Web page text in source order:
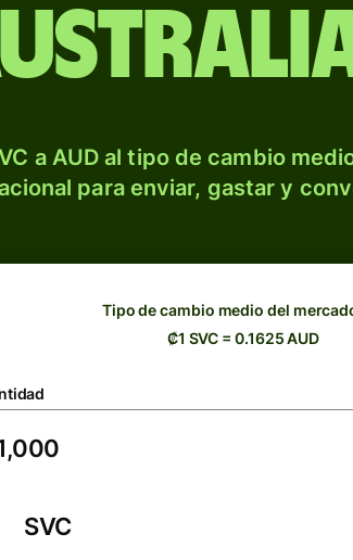
a AUD al tipo de cambio
para enviar, gastar y
Tipo de cambio medio del
₡1 SVC = 0.1625 AUD
SVC